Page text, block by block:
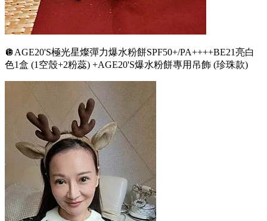
🪩AGE20'S極光星燦彈力爆水粉餅SPF50+/PA++++BE21亮白
色1盒 (1空殼+2粉蕊) +AGE20'S爆水粉餅專用吊飾 (珍珠款)